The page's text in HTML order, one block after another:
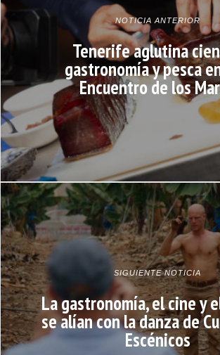
NOTICIA ANTERIOR
Tenerife aglutina
gastronomía y pesca
Encuentro de los
SIGUIENTE NOTICIA
La gastronomía, el cine y
se alían con la danza de
Escénicos